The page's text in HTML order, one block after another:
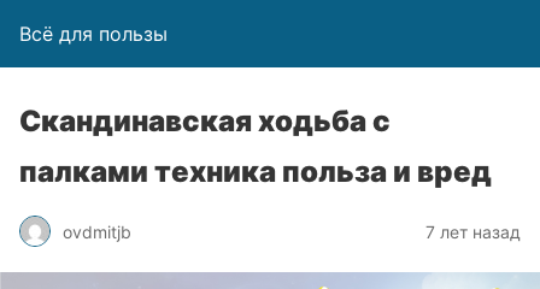
Всё для пользы
Скандинавская ходьба с
палками техника польза и вред
ovdmitjb 7 лет назад